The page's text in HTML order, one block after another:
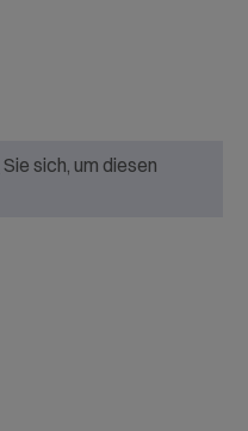
Sie sich, um diesen